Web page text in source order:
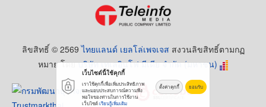
ลิขสิทธิ์ © 2569ไทยแลนด์ เยลโล่เพจเจส สงวนลิขสิทธิ์ตามกฏ
หมาย โดยบริษัท เทเลอินโฟ มีเดีย จำกัด (มหาชน)
เว็บไซต์นี้ใช้คุกกี้
เราใช้คุกกี้เพื่อเพิ่มประสิทธิภาพ
และมอบประสบการณ์ความพึง
พอใจของท่านในการใช้งาน
เว็บไซต์เรียนรู้เพิ่มเติม
ตั้งค่าคุกกี้ ยอมรับ